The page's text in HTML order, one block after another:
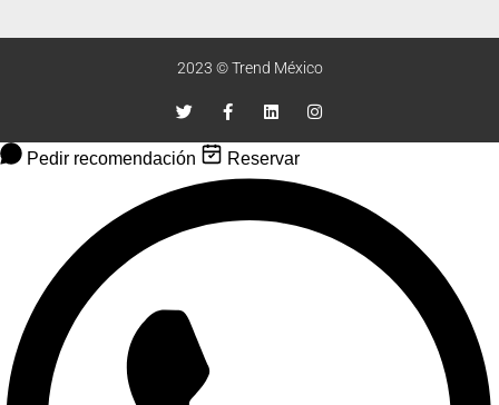
2023 © Trend México
Pedir recomendación Reservar